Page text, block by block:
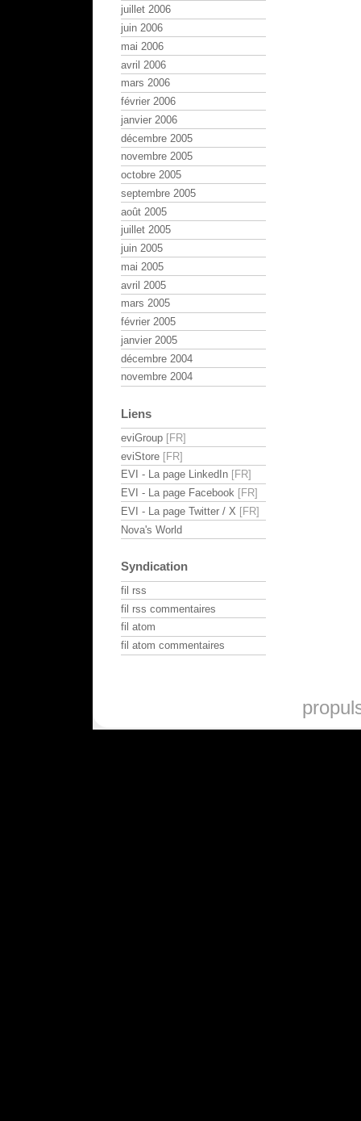
juillet 2006
juin 2006
mai 2006
avril 2006
mars 2006
février 2006
janvier 2006
décembre 2005
novembre 2005
octobre 2005
septembre 2005
août 2005
juillet 2005
juin 2005
mai 2005
avril 2005
mars 2005
février 2005
janvier 2005
décembre 2004
novembre 2004
Liens
eviGroup
eviStore
EVI - La page LinkedIn
EVI - La page Facebook
EVI - La page Twitter / X
Nova's World
Syndication
fil rss
fil rss commentaires
fil atom
fil atom commentaires